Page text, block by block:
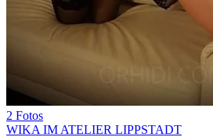
2 Fotos
WIKA IM ATELIER LIPPSTADT